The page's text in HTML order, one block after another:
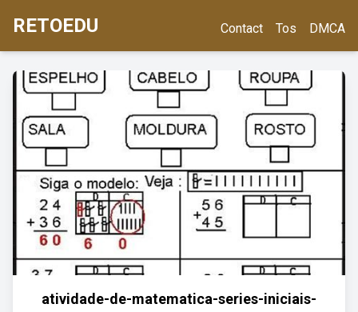
RETOEDU Contact Tos DMCA
atividade-de-matematica-series-iniciais-